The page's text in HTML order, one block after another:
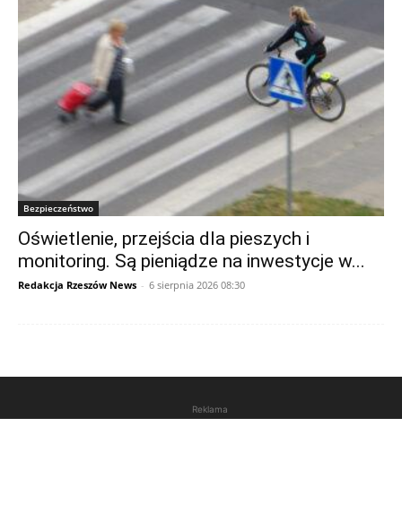
Bezpieczeństwo
Oświetlenie, przejścia dla pieszych i
monitoring. Są pieniądze na inwestycje w...
Redakcja Rzeszów News - 6 sierpnia 2026 08:30
Reklama